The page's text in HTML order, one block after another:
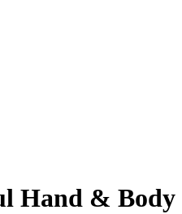
Hand & Body